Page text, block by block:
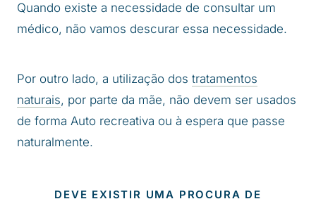
Quando existe a necessidade de consultar um
médico, não vamos descurar essa necessidade.
Por outro lado, a utilização dos tratamentos
naturais, por parte da mãe, não devem ser usados
de forma Auto recreativa ou à espera que passe
naturalmente.
DEVE EXISTIR UMA PROCURA DE